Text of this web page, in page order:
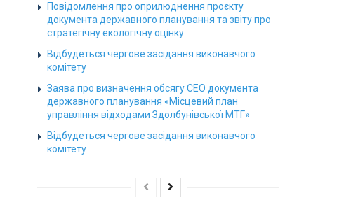
Повідомлення про оприлюднення проєкту
документа державного планування та звіту про
стратегічну екологічну оцінку
Відбудеться чергове засідання виконавчого
комітету
Заява про визначення обсягу СЕО документа
державного планування «Місцевий план
управління відходами Здолбунівської МТГ»
Відбудеться чергове засідання виконавчого
комітету